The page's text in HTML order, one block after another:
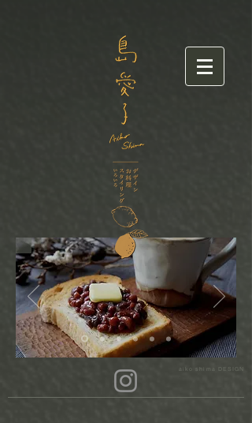
aiko shima DESIGN